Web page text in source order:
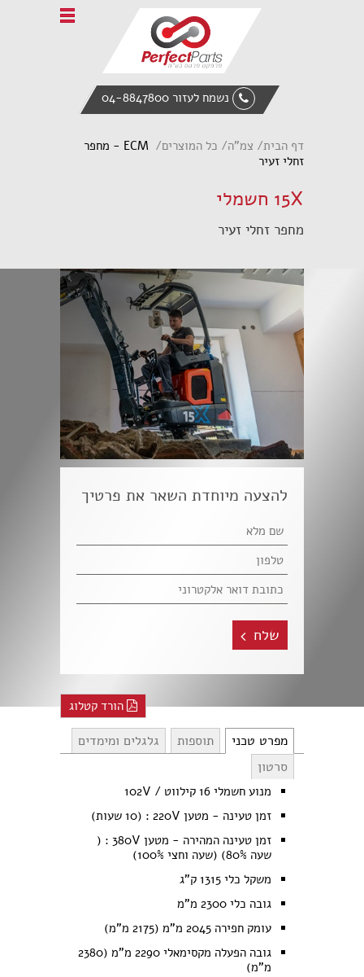
Home
ציוד הנדסי
Italiano
נשמח לעזור 04-8847800
דף הבית צמ"ה כל המוצרים
ECM - מחפר
זחלי זעיר
15X חשמלי
מחפר זחלי זעיר
להצעה מיוחדת השאר את פרטיך
שלח
מפרט טכני תוספות
גלגלים ומימדים
סרטון
הורד קטלוג
מנוע חשמלי 16 קילווט / 102V
זמן טעינה - מטען 220V : (10 שעות)
זמן טעינה המהירה - מטען 380V : (
שעה 80%) (שעה וחצי 100%)
משקל כלי 1315 ק"ג
גובה כלי 2300 מ"מ
עומק חפירה 2045 מ"מ (2175 מ"מ)
גובה הפעלה מקסימאלי 2290 מ"מ (2380
מ"מ)